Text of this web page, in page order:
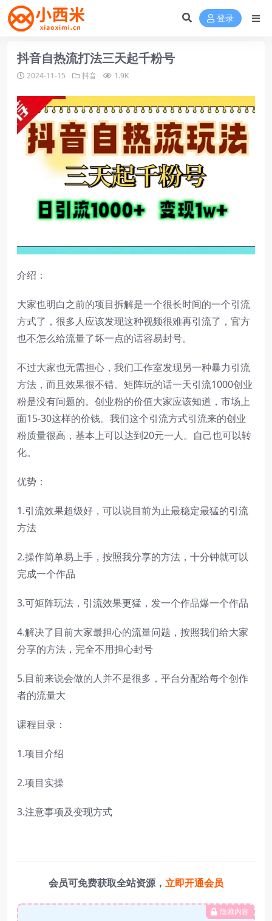
登录
抖音自热流打法三天起千粉号
2024-11-15 抖音 1.9K
介绍：
大家也明白之前的项目拆解是一个很长时间的一个引流
方式了，很多人应该发现这种视频很难再引流了，官方
也不怎么给流量了坏一点的话容易封号。
不过大家也无需担心，我们工作室发现另一种暴力引流
方法，而且效果很不错。矩阵玩的话一天引流1000创业
粉是没有问题的。创业粉的价值大家应该知道，市场上
面15-30这样的价钱。我们这个引流方式引流来的创业
粉质量很高，基本上可以达到20元一人。自己也可以转
化。
优势：
1.引流效果超级好，可以说目前为止最稳定最猛的引流
方法
2.操作简单易上手，按照我分享的方法，十分钟就可以
完成一个作品
3.可矩阵玩法，引流效果更猛，发一个作品爆一个作品
4.解决了目前大家最担心的流量问题，按照我们给大家
分享的方法，完全不用担心封号
5.目前来说会做的人并不是很多，平台分配给每个创作
者的流量大
课程目录：
1.项目介绍
2.项目实操
3.注意事项及变现方式
会员可免费获取全站资源， 立即开通会员
隐藏内容